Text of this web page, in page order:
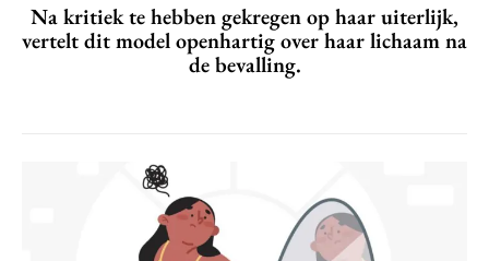
Na kritiek te hebben gekregen op haar uiterlijk,
vertelt dit model openhartig over haar lichaam na
de bevalling.